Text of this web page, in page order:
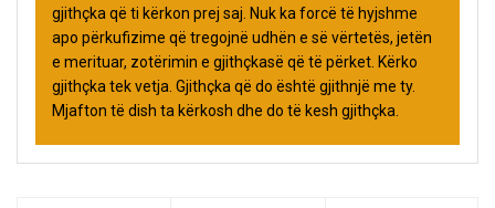
gjithçka që ti kërkon prej saj. Nuk ka forcë të hyjshme
apo përkufizime që tregojnë udhën e së vërtetës, jetën
e merituar, zotërimin e gjithçkasë që të përket. Kërko
gjithçka tek vetja. Gjithçka që do është gjithnjë me ty.
Mjafton të dish ta kërkosh dhe do të kesh gjithçka.